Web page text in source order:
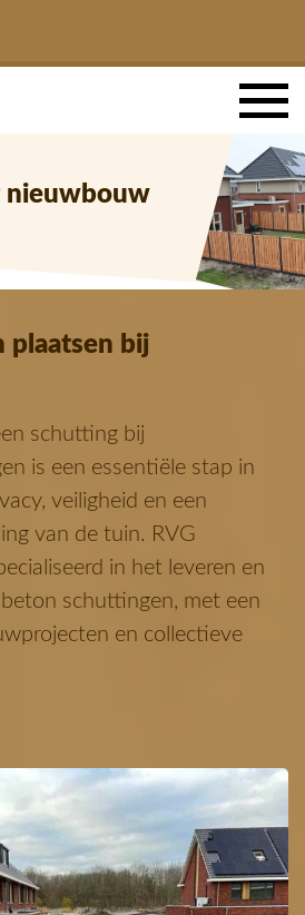
nieuwbouw
plaatsen bij
schutting bij
is een essentiële stap in
veiligheid en een
van de tuin. RVG
in het leveren en
schuttingen, met een
en collectieve